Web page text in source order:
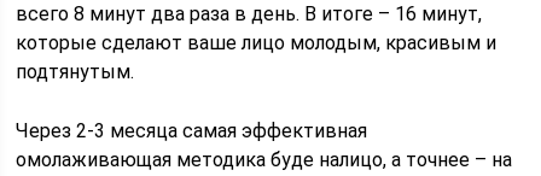
всего 8 минут два раза в день. В итоге – 16 минут,
которые сделают ваше лицо молодым, красивым и
подтянутым.
Через 2-3 месяца самая эффективная
омолаживающая методика буде налицо, а точнее – на